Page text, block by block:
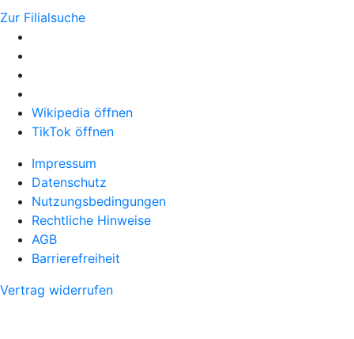
Zur Filialsuche
Wikipedia öffnen
TikTok öffnen
Impressum
Datenschutz
Nutzungsbedingungen
Rechtliche Hinweise
AGB
Barrierefreiheit
Vertrag widerrufen